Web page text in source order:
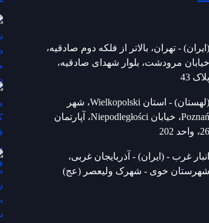
(ایران) - تهران، بالاتر از فلکه دوم صادقیه،
خیابان مرودشت، بلوار شهدای صادقیه،
پلاک 43
(لهستان) - استان Wielkopolski، شهر
Poznań، خیابان Niepodległości، آپارتمان
26، واحد 202
انبار غرب - (ایران) - آذربایجان غربی،
شهرستان خوی - شهرک ولیعصر (عج)